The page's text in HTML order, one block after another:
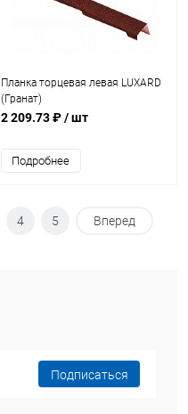
Планка торцевая левая LUXARD
(Гранат)
2 209.73 ₽/ шт
Подробнее
4 5 Вперед
Подписаться